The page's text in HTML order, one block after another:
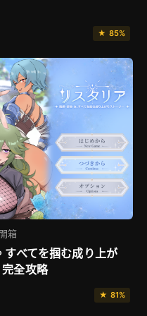
★ 85%
箱
べてを掴む成り上が
全攻略
★ 81%